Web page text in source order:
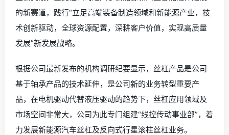
的新赛道，践行“立足高端装备制造领域和新能源产业，技
术创新驱动，全球资源配置，深耕客户价值，实现高质量
发展”新发展战略。
根据公司最新发布的机构调研纪要显示，丝杠产品是公司
基于轴承产品的技术延伸，是公司新的业务转型重要产
品，在电机驱动代替液压驱动的趋势下，丝杠应用领域及
市场空间非常大，公司为此专门组建“线控传动事业部”，着
力发展新能源汽车丝杠及反向式行星滚柱丝杠业务。